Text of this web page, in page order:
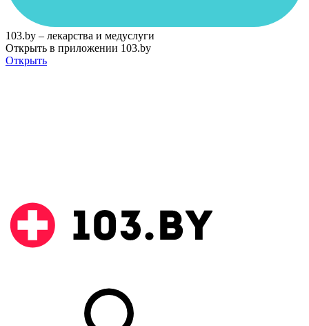
103.by – лекарства и медуслуги
Открыть в приложении 103.by
Открыть